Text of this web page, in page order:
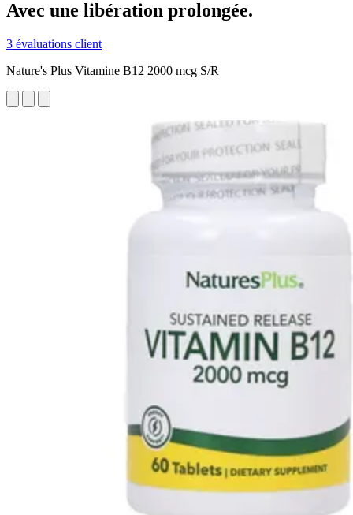
Avec une libération prolongée.
3 évaluations client
Nature's Plus Vitamine B12 2000 mcg S/R